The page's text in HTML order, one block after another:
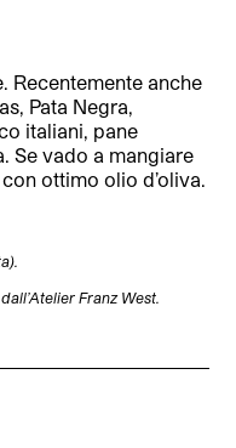
Recentemente anche
Pata Negra,
italiani, pane
Se vado a mangiare
ottimo olio d’oliva.
Franz West.